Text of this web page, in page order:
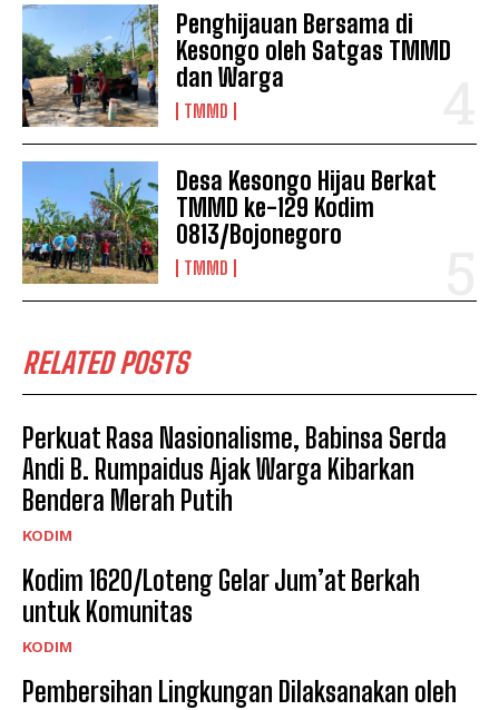
Penghijauan Bersama di
Kesongo oleh Satgas TMMD
dan Warga
TMMD
Desa Kesongo Hijau Berkat
TMMD ke-129 Kodim
0813/Bojonegoro
TMMD
RELATED POSTS
Perkuat Rasa Nasionalisme, Babinsa Serda
Andi B. Rumpaidus Ajak Warga Kibarkan
Bendera Merah Putih
KODIM
Kodim 1620/Loteng Gelar Jum’at Berkah
untuk Komunitas
KODIM
Pembersihan Lingkungan Dilaksanakan oleh